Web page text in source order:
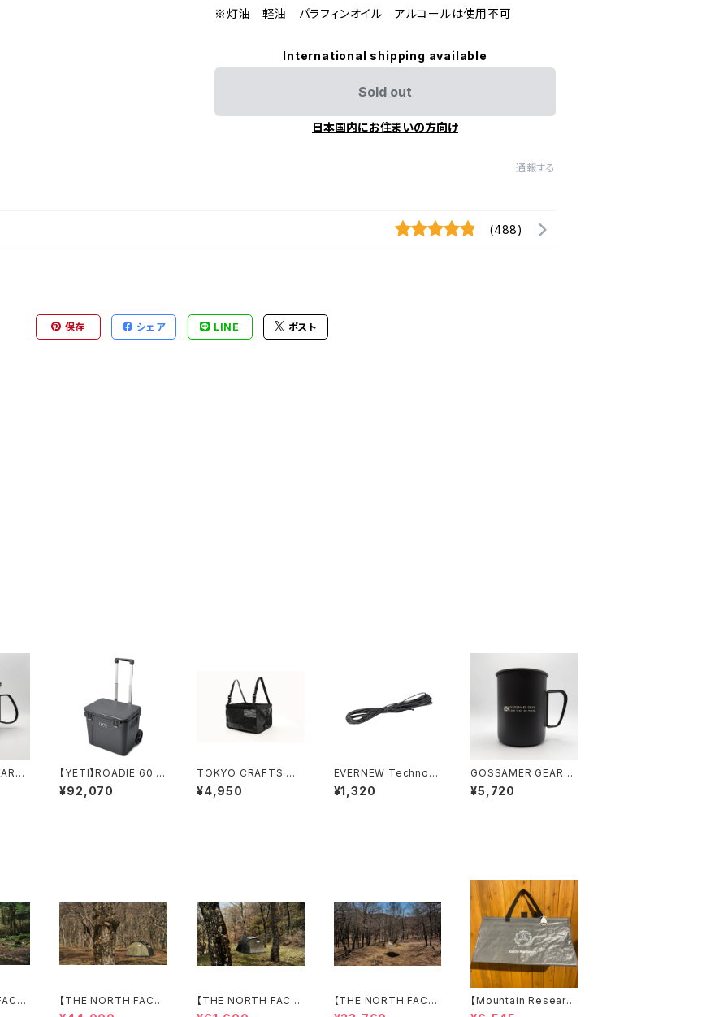
※灯油 軽油 パラフィンオイル アルコールは使用不可
International shipping available
Sold out
日本国内にお住まいの方向け
通報する
(488)
保存 シェア LINE ポスト
【YETI】ROADIE 60 ホ
イール付き
¥92,070
TOKYO CRAFTS エ
アドライ ハンギングシェ
ルフ
¥4,950
EVERNEW Technora
cord 0.7mm 5M
¥1,320
GOSSAMER GEAR
Titan Single Mug 6
00 BLACK
¥5,720
】
【THE NORTH FACE】
Lander 2
【THE NORTH FACE】
Lander 4
【THE NORTH FACE】
Nebula Tarp 2
【Mountain Researc
h】Carry All （A）